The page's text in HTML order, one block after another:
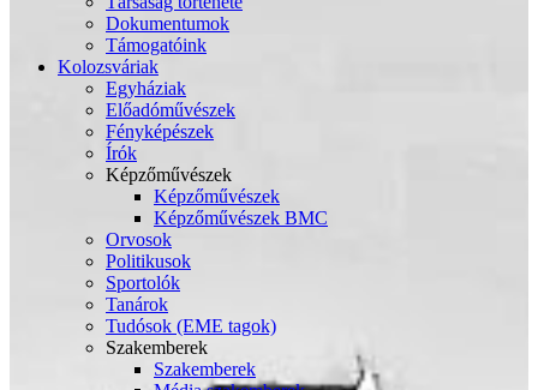
Dokumentumok
Támogatóink
Kolozsváriak
Egyháziak
Előadóművészek
Fényképészek
Írók
Képzőművészek
Képzőművészek
Képzőművészek BMC
Orvosok
Politikusok
Sportolók
Tanárok
Tudósok (EME tagok)
Szakemberek
Szakemberek